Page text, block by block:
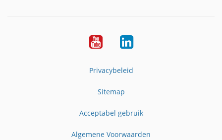
YouTubeLinkedIn
Privacybeleid
Sitemap
Acceptabel gebruik
Algemene Voorwaarden